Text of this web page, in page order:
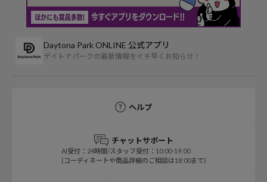
Daytona Park ONLINE 公式アプリ
デイトナパークの最新情報をイチ早くお知らせ！
ヘルプ
チャットサポート
AI受付：24時間/スタッフ受付：10:00-19:00
(コーディネートや商品詳細のご相談は18:00まで)